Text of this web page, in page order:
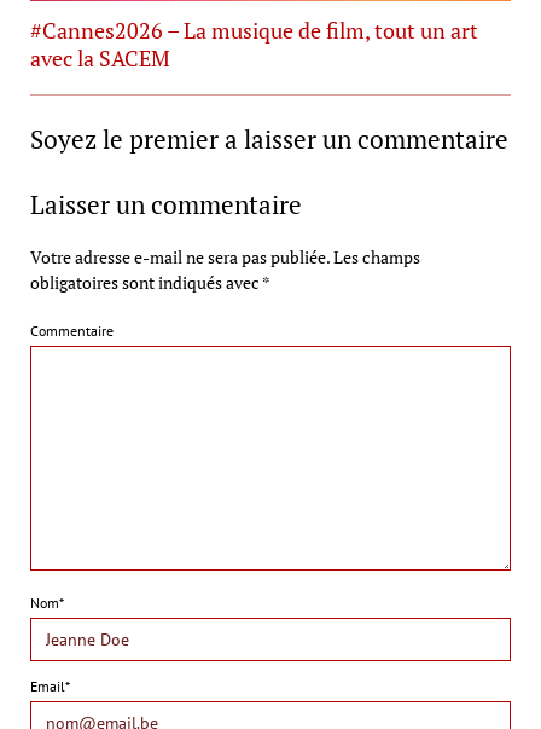
#Cannes2026 – La musique de film, tout un art
avec la SACEM
Soyez le premier a laisser un commentaire
Laisser un commentaire
Votre adresse e-mail ne sera pas publiée.Les champs
obligatoires sont indiqués avec *
Commentaire
Nom*
Email*